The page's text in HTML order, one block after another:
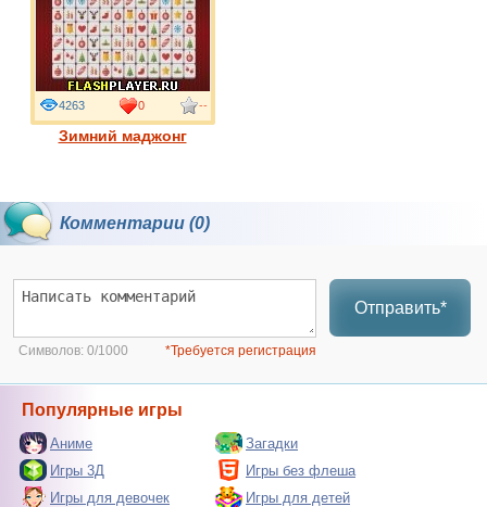
Зимний маджонг
4263 0 --
Комментарии (0)
Отправить*
Символов: 0/1000 *Требуется регистрация
Популярные игры
Аниме
Загадки
Игры 3Д
Игры без флеша
Игры для девочек
Игры для детей